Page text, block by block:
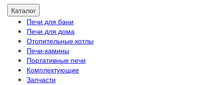
Каталог
Печи для бани
Печи для дома
Отопительные котлы
Печи-камины
Портативные печи
Комплектующие
Запчасти